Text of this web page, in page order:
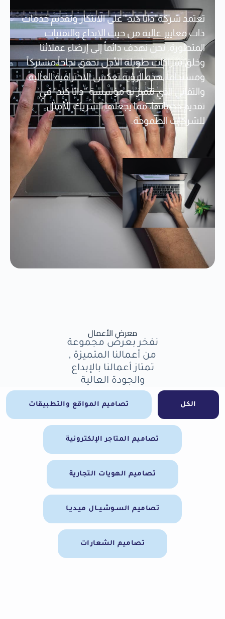
تعتمد شركة"داتا كيد" على الابتكار وتقديم خدمات
ذات معايير عالية من حيث الإبداع والتقنيات
المتطورة. نحن نهدف دائماً إلى إرضاء عملائنا
وخلق شراكات طويلة الأجل تحقق نجاحاً مشتركاً
ومستداماً. هذه الرؤية تعكس الاحترافية العالية
والتفاني الذي تتميز به مؤسسة "داتا كيد" في
تقديم خدماتها، مما يجعلها الشريك الأمثل
للشركات الطموحة.
معرض الأعمال
نفخر بعرض مجموعة
من أعمالنا المتميزة ,
تمتاز أعمالنا بالإبداع
والجودة العالية
الكل تصاميم المواقع والتطبيقات
تصاميم المتاجر الإلكترونية
تصاميم الهويات التجارية
تصاميم السـوشيــال ميـديـا
تصاميم الشعارات